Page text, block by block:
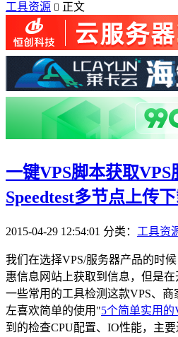
工具资源  正文
一键VPS脚本获取VPS
Speedtest多节点上传
2015-04-29 12:54:01 分类： 工具资
我们在选择VPS/服务器产品的时
惠信息网站上获取到信息，但是
一些常用的工具检测这款VPS、
左喜欢简单的使用"5个简单实用的
到的检查CPU配置、IO性能，主